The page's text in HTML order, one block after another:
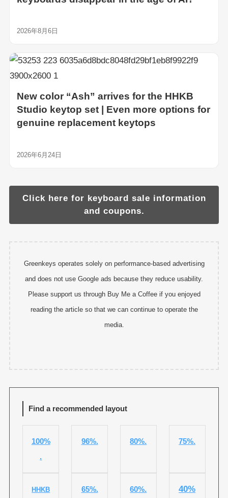
2026年8月6日
New color “Ash” arrives for the HHKB
Studio keytop set | Even more options for
genuine replacement keytops
2026年6月24日
Click here for keyboard sale information
and coupons.
Greenkeys operates solely on performance-based advertising
and does not use Google ads because they reduce usability.
Please support us through Buy Me a Coffee if you enjoyed
reading the article so that we can continue to operate the
media.
Find a recommended layout
100%
.
96%. 80%. 75%.
HHKB 65%. 60%.
40%